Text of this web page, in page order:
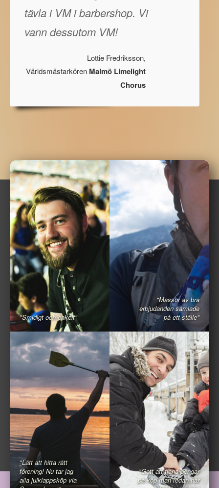
tävla i VM i barbershop. Vi
vann dessutom VM!
Lottie Fredriksson,
Världsmästarkören Malmö Limelight
Chorus
"Smidigt och enkelt"
"Massor av bra
erbjudanden samlade
på ett ställe"
"Lätt att hitta rätt
förening! Nu tar jag
alla julklappsköp via
"Gott att tjäna pengar
på köp man redan har